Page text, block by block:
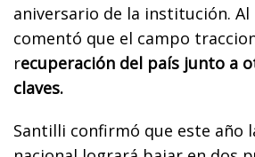
aniversario de la institución.
comentó que el campo
recuperación del país junto a
claves.
Santilli confirmó que este año